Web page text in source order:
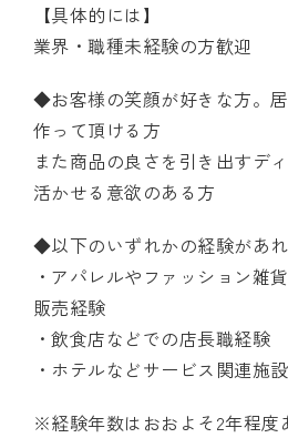
【具体的には】
業界・職種未経験の方歓迎
◆お客様の笑顔が好きな方。
作って頂ける方
また商品の良さを引き出すデ
活かせる意欲のある方
◆以下のいずれかの経験があ
・アパレルやファッション雑
販売経験
・飲食店などでの店長職経験
・ホテルなどサービス関連施
※経験年数はおおよそ2年程度